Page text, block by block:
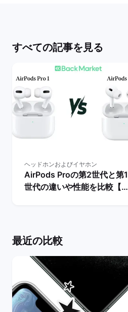
すべての記事を見る
ヘッドホンおよびイヤホン
AirPods Proの第2世代と第1
世代の違いや性能を比較【ど
最近の比較